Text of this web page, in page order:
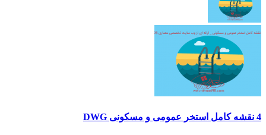
4 نقشه کامل استخر عمومی و مسکونی DWG